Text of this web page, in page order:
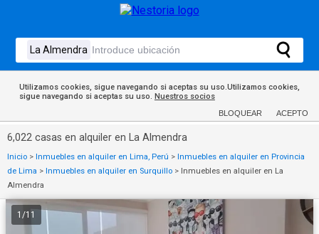
Utilizamos cookies, sigue navegando si aceptas su uso.Utilizamos cookies,
sigue navegando si aceptas su uso. Nuestros socios
BLOQUEAR ACEPTO
6,022 casas en alquiler en La Almendra
Inicio > Inmuebles en alquiler en Lima, Perú > Inmuebles en alquiler en Provincia
de Lima > Inmuebles en alquiler en Surquillo > Inmuebles en alquiler en La
Almendra
1 /11